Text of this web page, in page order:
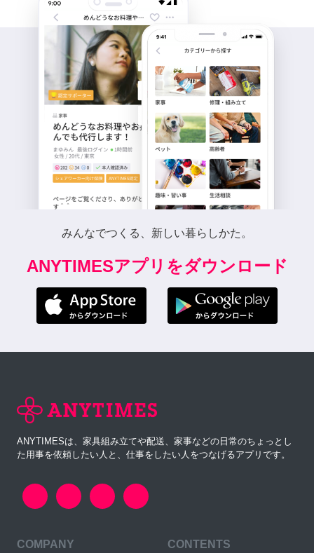
みんなでつくる、新しい暮らしかた。
ANYTIMESアプリをダウンロード
ANYTIMESは、家具組み立てや配送、家事などの日常のちょっとし
た用事を依頼したい人と、仕事をしたい人をつなげるアプリです。
COMPANY CONTENTS